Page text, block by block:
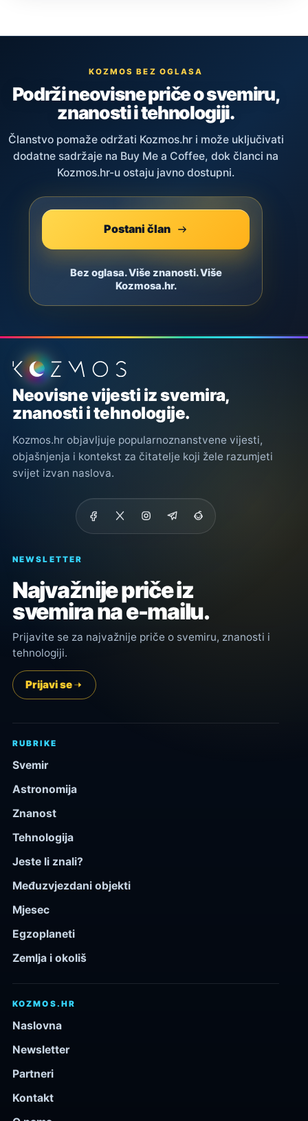
KOZMOS BEZ OGLASA
Podrži neovisne priče o svemiru,
znanosti i tehnologiji.
Članstvo pomaže održati Kozmos.hr i može uključivati
dodatne sadržaje na Buy Me a Coffee, dok članci na
Kozmos.hr-u ostaju javno dostupni.
Postani član
Bez oglasa. Više znanosti. Više
Kozmosa.hr.
Podnožje stranice
Neovisne vijesti iz svemira,
znanosti i tehnologije.
Kozmos.hr objavljuje popularnoznanstvene vijesti,
objašnjenja i kontekst za čitatelje koji žele razumjeti
svijet izvan naslova.
NEWSLETTER
Najvažnije priče iz
svemira na e-mailu.
Prijavite se za najvažnije priče o svemiru, znanosti i
tehnologiji.
Prijavi se
RUBRIKE
Svemir
Astronomija
Znanost
Tehnologija
Jeste li znali?
Međuzvjezdani objekti
Mjesec
Egzoplaneti
Zemlja i okoliš
KOZMOS.HR
Naslovna
Newsletter
Partneri
Kontakt